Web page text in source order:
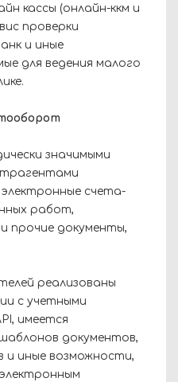
кассы (онлайн-ккм и
проверки
и иные
для ведения малого
значимыми
электронные счета-
работ,
прочие документы,
реализованы
с учетными
имеется
документов,
и иные возможности,